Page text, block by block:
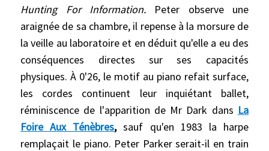
Hunting For Information. Peter observe une
araignée de sa chambre, il repense à la morsure de
la veille au laboratoire et en déduit qu'elle a eu des
conséquences directes sur ses capacités
physiques. À 0'26, le motif au piano refait surface,
les cordes continuent leur inquiétant ballet,
réminiscence de l'apparition de Mr Dark dans La
Foire Aux Ténèbres,sauf qu'en 1983 la harpe
remplaçait le piano. Peter Parker serait-il en train